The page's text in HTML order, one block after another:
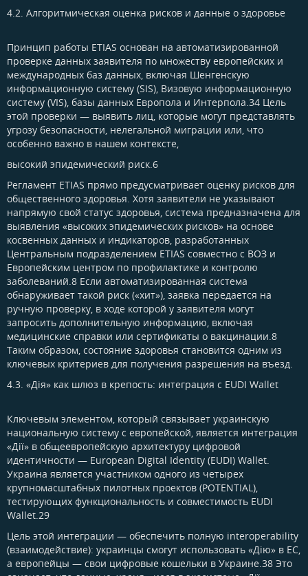
4.2. Алгоритмическая оценка рисков и данные о здоровье​
Принцип работы ETIAS основан на автоматизированной
проверке данных заявителя по множеству европейских и
международных баз данных, включая Шенгенскую
информационную систему (SIS), Визовую информационную
систему (VIS), базы данных Европола и Интерпола.34 Цель
этой проверки — выявить лиц, которые могут представлять
угрозу безопасности, нелегальной миграции или, что
особенно важно в нашем контексте,
высокий эпидемический риск.6
Регламент ETIAS прямо предусматривает оценку рисков для
общественного здоровья. Хотя заявители не указывают
напрямую свой статус здоровья, система предназначена для
выявления «высоких эпидемических рисков» на основе
косвенных данных и индикаторов, разработанных
Центральным подразделением ETIAS совместно с ВОЗ и
Европейским центром по профилактике и контролю
заболеваний.8 Если автоматизированная система
обнаруживает такой риск («хит»), заявка передается на
ручную проверку, в ходе которой у заявителя могут
запросить дополнительную информацию, включая
медицинские справки или сертификаты о вакцинации.8
Таким образом, состояние здоровья становится одним из
ключевых критериев для получения разрешения на въезд.
4.3. «Дія» как шлюз в крепость: интеграция с EUDI Wallet​
Ключевым элементом, который связывает украинскую
национальную систему с европейской, является интеграция
«Дії» в общеевропейскую архитектуру цифровой
идентичности — European Digital Identity (EUDI) Wallet.
Украина является участником одного из четырех
крупномасштабных пилотных проектов (POTENTIAL),
тестирующих функциональность и совместимость EUDI
Wallet.29
Цель этой интеграции — обеспечить полную interoperability
(взаимодействие): украинцы смогут использовать «Дію» в ЕС,
а европейцы — свои цифровые кошельки в Украине.38 Это